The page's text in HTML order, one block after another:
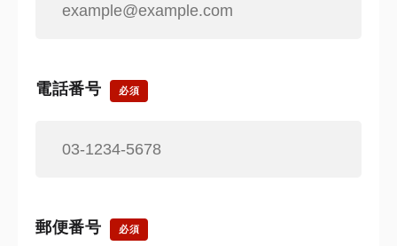
電話番号 必須
郵便番号 必須